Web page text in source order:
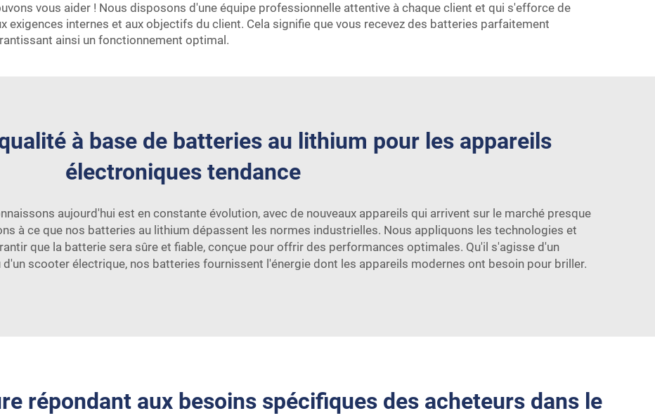
vous aider ! Nous disposons d'une équipe professionnelle attentive à chaque client et qui s'efforce de
exigences internes et aux objectifs du client. Cela signifie que vous recevez des batteries parfaitement
ainsi un fonctionnement optimal.
à base de batteries au lithium pour les appareils
électroniques tendance
aujourd'hui est en constante évolution, avec de nouveaux appareils qui arrivent sur le marché presque
à ce que nos batteries au lithium dépassent les normes industrielles. Nous appliquons les technologies et
que la batterie sera sûre et fiable, conçue pour offrir des performances optimales. Qu'il s'agisse d'un
scooter électrique, nos batteries fournissent l'énergie dont les appareils modernes ont besoin pour briller.
répondant aux besoins spécifiques des acheteurs dans le